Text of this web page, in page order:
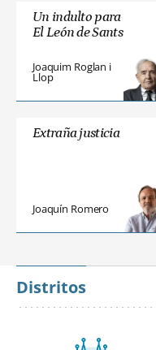
Un indulto para
El León de Sants
Joaquim Roglan i
Llop
Extraña justicia
Joaquín Romero
Distritos